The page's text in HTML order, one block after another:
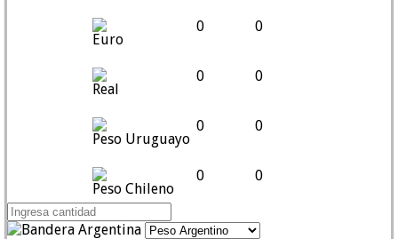
Euro
0 0
Real
0 0
Peso Uruguayo
0 0
Peso Chileno
0 0